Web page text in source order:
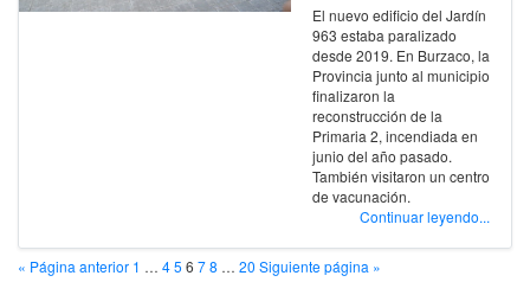
El nuevo edificio del Jardín
963 estaba paralizado
desde 2019. En Burzaco, la
Provincia junto al municipio
finalizaron la
reconstrucción de la
Primaria 2, incendiada en
junio del año pasado.
También visitaron un centro
de vacunación.
Continuar leyendo...
« Página anterior 1 … 45 6 78 … 20 Siguiente página »